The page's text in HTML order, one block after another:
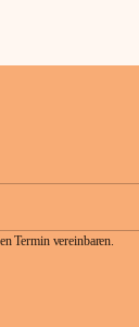
Termin vereinbaren.